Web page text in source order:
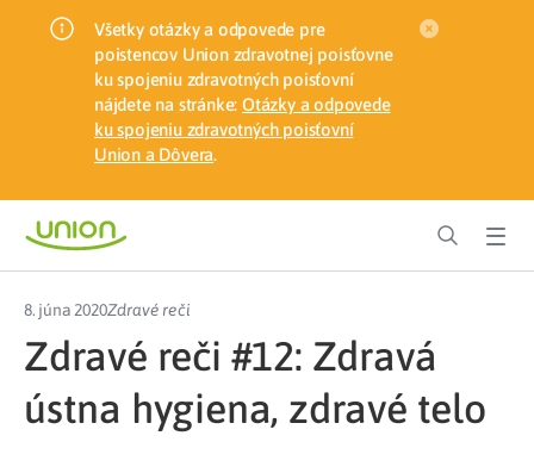
Všetky otázky a odpovede pre
poistencov Union zdravotnej poisťovne
ku spojeniu zdravotných poisťovní
nájdete na stránke: Otázky a odpovede
ku spojeniu zdravotných poisťovní
Union a Dôvera.
8. júna 2020Zdravé reči
Zdravé reči #12: Zdravá
ústna hygiena, zdravé telo